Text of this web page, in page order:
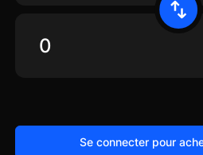
Se connecter pour